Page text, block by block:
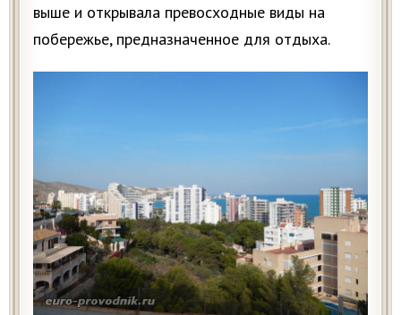
выше и открывала превосходные виды на
побережье, предназначенное для отдыха.